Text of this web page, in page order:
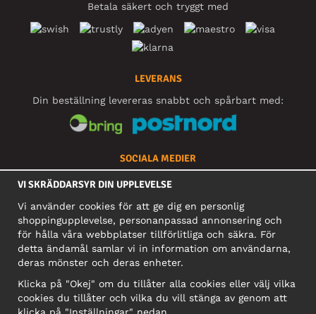
Betala säkert och tryggt med
LEVERANS
Din beställning levereras snabbt och spårbart med:
SOCIALA MEDIER
FÖRETAG
Motley Denim Europe OÜ
Narva mnt 5, EE-10117 Tallinn
Org: 12356245, Momsnummer: SE502090048501
OBS! Skicka inte varureturer till denna adress!
VI SKRÄDDARSYR DIN UPPLEVELSE
Vi använder cookies för att ge dig en personlig
shoppingupplevelse, personanpassad annonsering och
för hålla våra webbplatser tillförlitliga och säkra. För
detta ändamål samlar vi in information om användarna,
deras mönster och deras enheter.
Klicka på "Okej" om du tillåter alla cookies eller välj vilka
cookies du tillåter och vilka du vill stänga av genom att